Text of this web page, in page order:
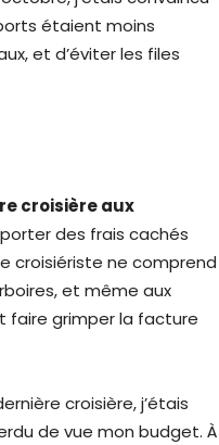
étaient moins
et d’éviter les files
croisière aux
des frais cachés
croisiériste ne comprend
et même aux
faire grimper la facture
croisière, j’étais
de vue mon budget. À